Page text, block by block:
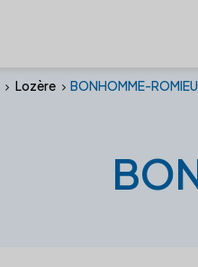
Lozère BONHOMME-